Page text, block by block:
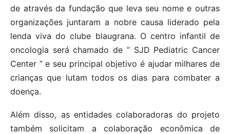
de através da fundação que leva seu nome e outras
organizações juntaram a nobre causa liderado pela
lenda viva do clube blaugrana. O centro infantil de
oncologia será chamado de ” SJD Pediatric Cancer
Center ” e seu principal objetivo é ajudar milhares de
crianças que lutam todos os dias para combater a
doença.
Além disso, as entidades colaboradoras do projeto
também solicitam a colaboração econômica de